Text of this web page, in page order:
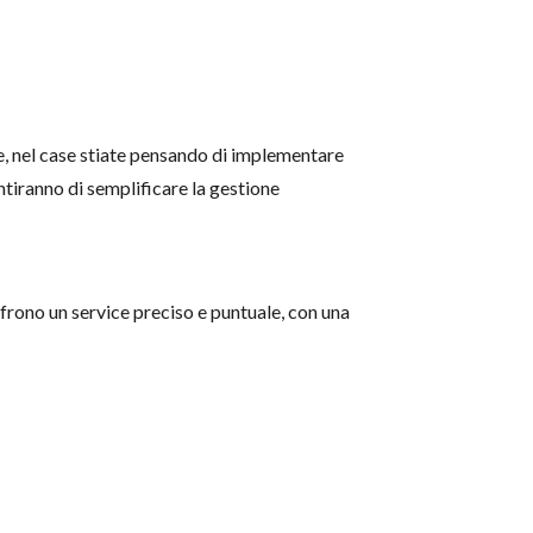
nel case stiate pensando di implementare
di semplificare la gestione
un service preciso e puntuale, con una